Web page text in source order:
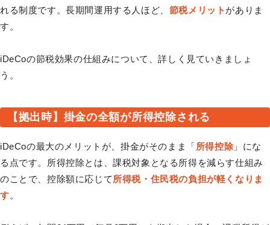
れる制度です。長期間運用する人ほど、 節税メリット がありま
す。
iDeCoの節税効果の仕組みについて、詳しく見ていきましょ
う。
【拠出時】掛金の全額が所得控除される
iDeCoの最大のメリットが、掛金がそのまま「所得控除 」にな
る点です。所得控除とは、課税対象となる所得を減らす仕組み
のことで、控除額に応じて所得税・住民税の負担が軽くなりま
す。